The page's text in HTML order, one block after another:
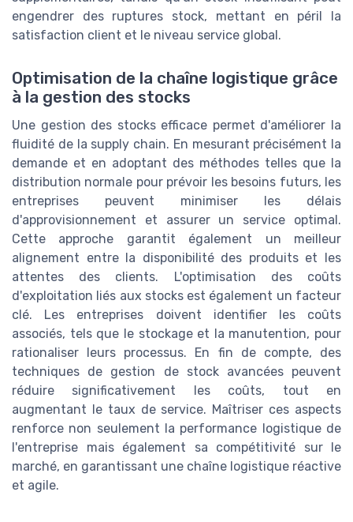
engendrer des ruptures stock, mettant en péril la
satisfaction client et le niveau service global.
Optimisation de la chaîne logistique grâce
à la gestion des stocks
Une gestion des stocks efficace permet d'améliorer la
fluidité de la supply chain. En mesurant précisément la
demande et en adoptant des méthodes telles que la
distribution normale pour prévoir les besoins futurs, les
entreprises peuvent minimiser les délais
d'approvisionnement et assurer un service optimal.
Cette approche garantit également un meilleur
alignement entre la disponibilité des produits et les
attentes des clients. L'optimisation des coûts
d'exploitation liés aux stocks est également un facteur
clé. Les entreprises doivent identifier les coûts
associés, tels que le stockage et la manutention, pour
rationaliser leurs processus. En fin de compte, des
techniques de gestion de stock avancées peuvent
réduire significativement les coûts, tout en
augmentant le taux de service. Maîtriser ces aspects
renforce non seulement la performance logistique de
l'entreprise mais également sa compétitivité sur le
marché, en garantissant une chaîne logistique réactive
et agile.